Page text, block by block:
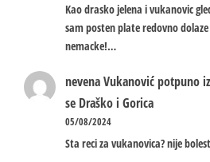
Kao drasko jelena i vukanovic
sam posten plate redovno
nemacke!…
nevenaVukanović potpuno
se Draško i Gorica
05/08/2024
Sta reci za vukanovica? nije